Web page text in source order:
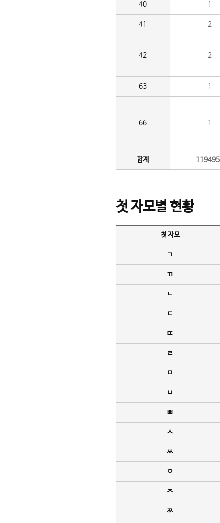
40 1
41 2
42 2
63 1
66 1
합계
첫 자모별 현황
첫 자모
ㄱ
ㄲ
ㄴ
ㄷ
ㄸ
ㄹ
ㅁ
ㅂ
ㅃ
ㅅ
ㅆ
ㅇ
ㅈ
ㅉ